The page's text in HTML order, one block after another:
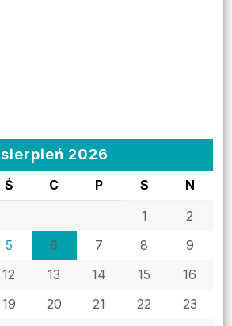
sierpień 2026
Ś C P S
N
1
2
5 6 7 8
9
12 13 14 15
16
19 20 21 22
23